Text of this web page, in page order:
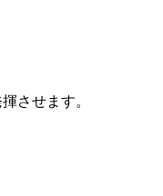
させます。